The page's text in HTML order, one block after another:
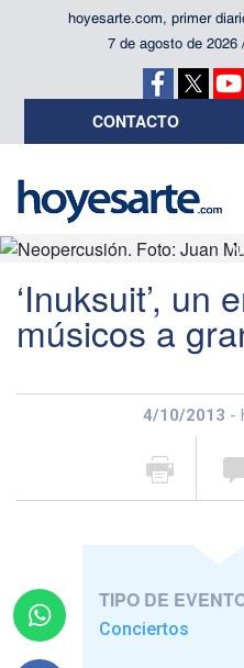
hoyesarte.com, primer
7 de agosto de 2026
CONTACTO
‘Inuksuit’, un
músicos a
4/10/2013 -
TIPO DE
Conciertos